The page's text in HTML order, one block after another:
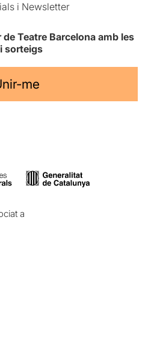
i Newsletter
Teatre Barcelona amb les
sorteigs
me
a